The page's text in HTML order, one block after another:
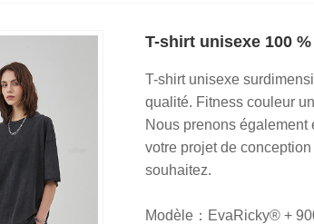
T-shirt unisexe 100
T-shirt unisexe
qualité. Fitness couleur
Nous prenons
votre projet de
souhaitez.
Modèle：EvaRicky® +